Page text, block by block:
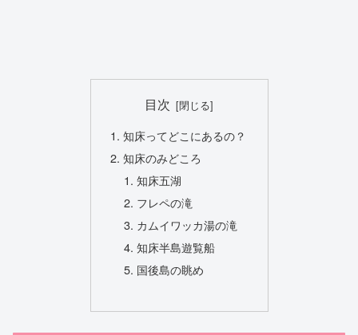
目次
知床ってどこにあるの？
知床のみどころ
知床五湖
フレペの滝
カムイワッカ湯の滝
知床半島遊覧船
国後島の眺め